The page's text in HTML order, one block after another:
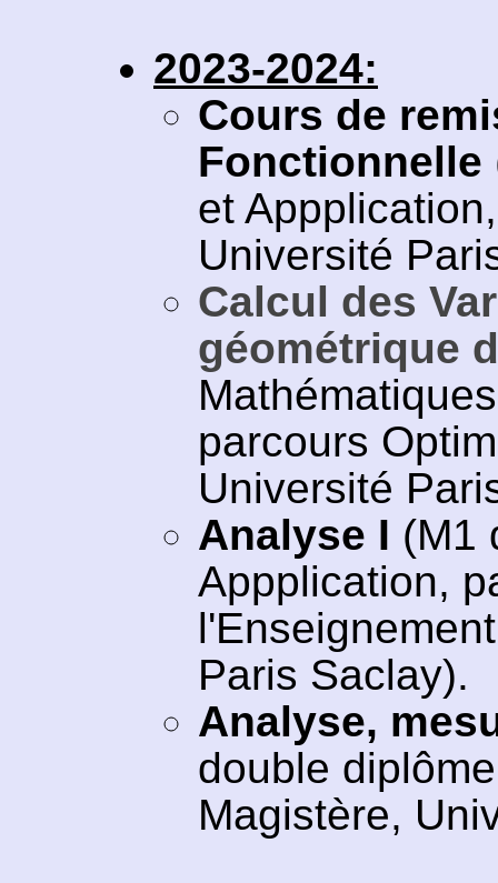
2023-2024:
Cours de
Fonctionnelle
et
Université
Calcul des
géométrique
parcours
Université
Analyse I (M1
Appplication,
Paris Saclay).
Analyse,
double
Magistère,